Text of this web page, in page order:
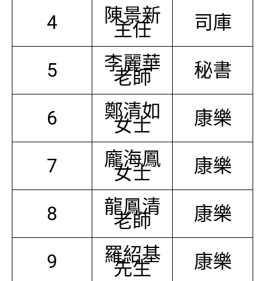
4 陳景新
主任 司庫
5 李麗華
老師 秘書
6 鄭清如
女士 康樂
7 龐海鳳
女士 康樂
8 龍鳳清
老師 康樂
9 羅紹基
先生 康樂